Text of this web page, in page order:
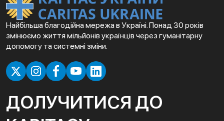
Найбільша благодійна мережа в Україні. Понад 30 років
змінюємо життя мільйонів українців через гуманітарну
допомогу та системні зміни.
ДОЛУЧИТИСЯ ДО